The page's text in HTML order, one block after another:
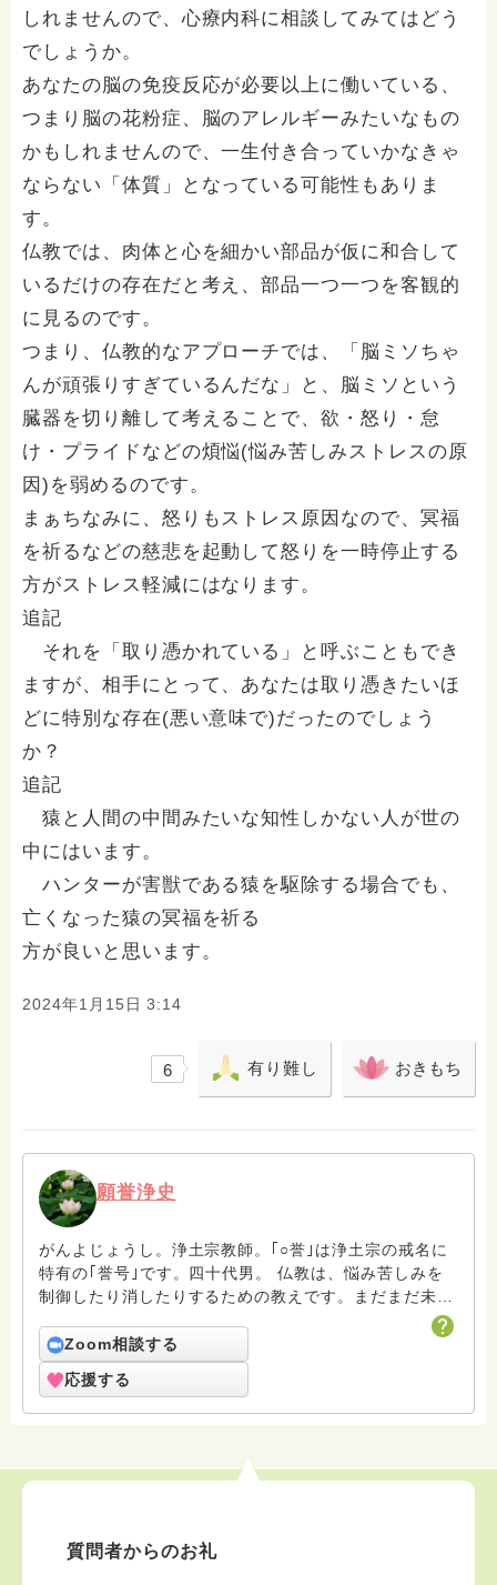
しれませんので、心療内科に相談してみてはどう
でしょうか。
あなたの脳の免疫反応が必要以上に働いている、
つまり脳の花粉症、脳のアレルギーみたいなもの
かもしれませんので、一生付き合っていかなきゃ
ならない「体質」となっている可能性もありま
す。
仏教では、肉体と心を細かい部品が仮に和合して
いるだけの存在だと考え、部品一つ一つを客観的
に見るのです。
つまり、仏教的なアプローチでは、「脳ミソちゃ
んが頑張りすぎているんだな」と、脳ミソという
臓器を切り離して考えることで、欲・怒り・怠
け・プライドなどの煩悩(悩み苦しみストレスの原
因)を弱めるのです。
まぁちなみに、怒りもストレス原因なので、冥福
を祈るなどの慈悲を起動して怒りを一時停止する
方がストレス軽減にはなります。
追記
それを「取り憑かれている」と呼ぶこともでき
ますが、相手にとって、あなたは取り憑きたいほ
どに特別な存在(悪い意味で)だったのでしょう
か？
追記
猿と人間の中間みたいな知性しかない人が世の
中にはいます。
ハンターが害獣である猿を駆除する場合でも、
亡くなった猿の冥福を祈る
方が良いと思います。
2024年1月15日 3:14
6 有り難し おきもち
願誉浄史
がんよじょうし。浄土宗教師。｢○誉｣は浄土宗の戒名に
特有の｢誉号｣です。四十代男。 仏教は、悩み苦しみを
制御したり消したりするための教えです。まだまだ未熟
Zoom相談する
応援する
質問者からのお礼